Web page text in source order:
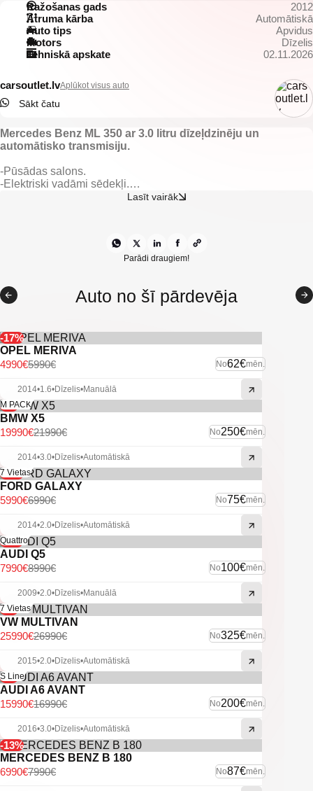
Ražošanas gads
2012
Ātruma kārba
Automātiskā
Auto tips
Apvidus
Motors
Dīzelis
Tehniskā apskate
02.11.2026
carsoutlet.lvAplūkot visus auto
Sākt čatu
Mercedes Benz ML 350 ar 3.0 litru dīzeļdzinēju un
automātisko transmisiju.
-Pūsādas salons.
-Elektriski vadāmi sēdekļi.
-Automātiskā ātrumkārba.
-Jumta reliņi.
-Kruīzkontrole.
-Aizmugurējie parkingsensori.
-IsoFix sēdeklīšu stiprinājumi.
-Vieglmetāla diski ar labām riepām.
-Miglas lukturi.
-U.C. ekstras.
Lasīt vairāk
Parādi draugiem!
Auto no šī pārdevēja
-17%
OPEL MERIVA
No62€mēn.
5990€
4990€
2014•1.6•Dīzelis•Manuālā
-9%
M PACK
BMW X5
No250€mēn.
21990€
19990€
2014•3.0•Dīzelis•Automātiskā
-14%
7 Vietas
FORD GALAXY
No75€mēn.
6990€
5990€
2014•2.0•Dīzelis•Automātiskā
-11%
Quattro
AUDI Q5
No100€mēn.
8990€
7990€
2009•2.0•Dīzelis•Manuālā
-4%
7 Vietas
VW MULTIVAN
No325€mēn.
26990€
25990€
2015•2.0•Dīzelis•Automātiskā
-6%
S Line
AUDI A6 AVANT
No200€mēn.
16990€
15990€
2016•3.0•Dīzelis•Automātiskā
-13%
MERCEDES BENZ B 180
No87€mēn.
7990€
6990€